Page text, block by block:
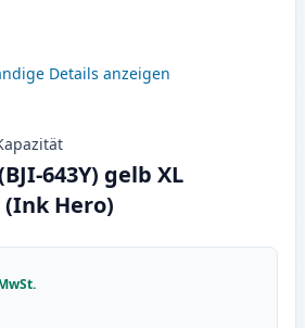
Details anzeigen
643Y) gelb XL
Hero)